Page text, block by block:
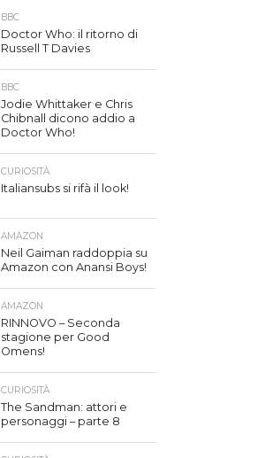
BBC
Doctor Who: il ritorno di
Russell T Davies
BBC
Jodie Whittaker e Chris
Chibnall dicono addio a
Doctor Who!
CURIOSITÀ
Italiansubs si rifà il look!
AMAZON
Neil Gaiman raddoppia su
Amazon con Anansi Boys!
AMAZON
RINNOVO – Seconda
stagione per Good
Omens!
CURIOSITÀ
The Sandman: attori e
personaggi – parte 8